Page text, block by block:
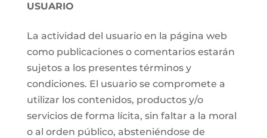
USUARIO
La actividad del usuario en la página web
como publicaciones o comentarios estarán
sujetos a los presentes términos y
condiciones. El usuario se compromete a
utilizar los contenidos, productos y/o
servicios de forma lícita, sin faltar a la moral
o al orden público, absteniéndose de